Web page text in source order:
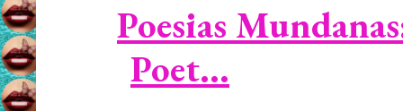
Poesias
Poet...